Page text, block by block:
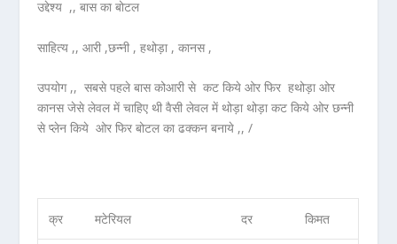
उद्देश्य ,, बास का बोटल
साहित्य ,, आरी ,छन्नी , हथोड़ा , कानस ,
उपयोग ,, सबसे पहले बास कोआरी से कट किये ओर फिर हथोड़ा ओर
कानस जेसे लेवल में चाहिए थी वैसी लेवल में थोड़ा थोड़ा कट किये ओर छन्नी
से प्लेन किये ओर फिर बोटल का ढक्कन बनाये ,, /
क्र मटेरियल दर किमत